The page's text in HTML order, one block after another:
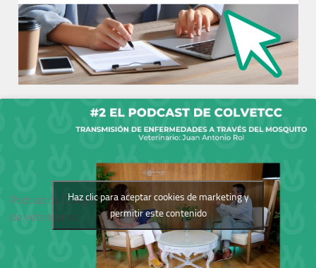
Podcast del Colegio
de Veterinarios
Haz clic para aceptar cookies de marketing y
permitir este contenido